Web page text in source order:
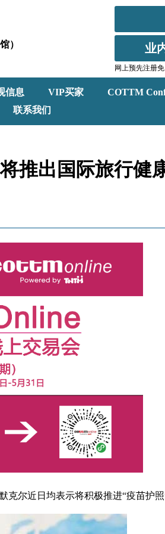
） 业
网上预先注册
信息 VIP买家
COTTM
联系我们
推出国际旅行健
克尔近日均表示将积极推进“疫苗护